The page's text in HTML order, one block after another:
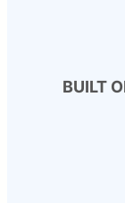
BUILT